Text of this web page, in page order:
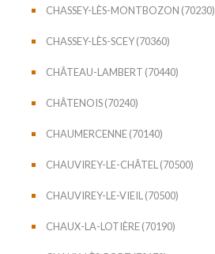
CHASSEY-LÈS-MONTBOZON (70230)
CHASSEY-LÈS-SCEY (70360)
CHÂTEAU-LAMBERT (70440)
CHÂTENOIS (70240)
CHAUMERCENNE (70140)
CHAUVIREY-LE-CHÂTEL (70500)
CHAUVIREY-LE-VIEIL (70500)
CHAUX-LA-LOTIÈRE (70190)